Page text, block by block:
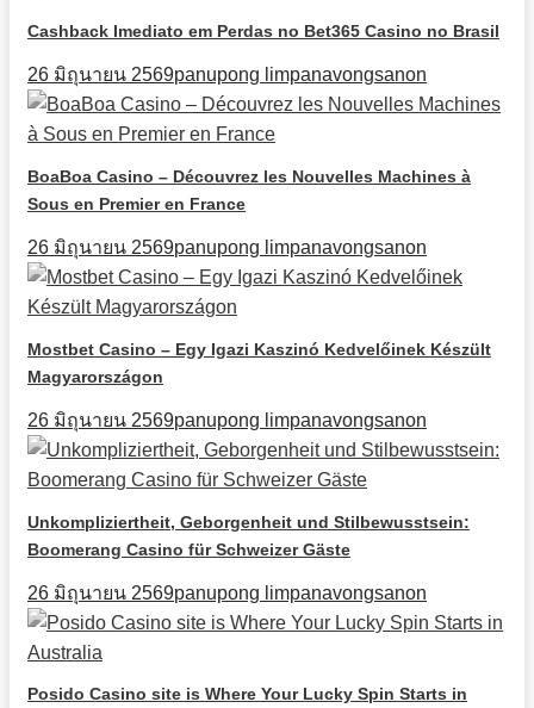
Cashback Imediato em Perdas no Bet365 Casino no Brasil
26 มิถุนายน 2569panupong limpanavongsanon
BoaBoa Casino – Découvrez les Nouvelles Machines à
Sous en Premier en France
26 มิถุนายน 2569panupong limpanavongsanon
Mostbet Casino – Egy Igazi Kaszinó Kedvelőinek Készült
Magyarországon
26 มิถุนายน 2569panupong limpanavongsanon
Unkompliziertheit, Geborgenheit und Stilbewusstsein:
Boomerang Casino für Schweizer Gäste
26 มิถุนายน 2569panupong limpanavongsanon
Posido Casino site is Where Your Lucky Spin Starts in